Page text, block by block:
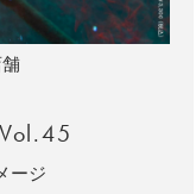
ージ